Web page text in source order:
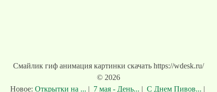
Смайлик гиф анимация картинки скачать https://wdesk.ru/
© 2026
Новое: Открытки на ... | 7 мая - День... | С Днем Пивов... |